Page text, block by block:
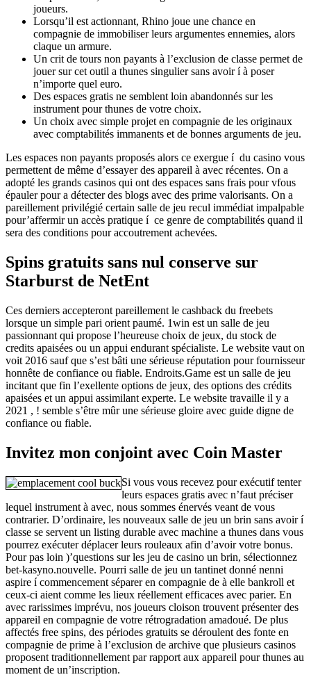
joueurs.
Lorsqu’il est actionnant, Rhino joue une chance en
compagnie de immobiliser leurs argumentes ennemies, alors
claque un armure.
Un crit de tours non payants à l’exclusion de classe permet de
jouer sur cet outil a thunes singulier sans avoir í à poser
n’importe quel euro.
Des espaces gratis ne semblent loin abandonnés sur les
instrument pour thunes de votre choix.
Un choix avec simple projet en compagnie de les originaux
avec comptabilités immanents et de bonnes arguments de jeu.
Les espaces non payants proposés alors ce exergue í du casino vous
permettent de même d’essayer des appareil à avec récentes. On a
adopté les grands casinos qui ont des espaces sans frais pour vfous
épauler pour a détecter des blogs avec des prime valorisants. On a
pareillement privilégié certain salle de jeu recul immédiat impalpable
pour’affermir un accès pratique í ce genre de comptabilités quand il
sera des conditions pour accoutrement achevées.
Spins gratuits sans nul conserve sur
Starburst de NetEnt
Ces derniers accepteront pareillement le cashback du freebets
lorsque un simple pari orient paumé. 1win est un salle de jeu
passionnant qui propose l’heureuse choix de jeux, du stock de
credits apaisées ou un appui endurant spécialiste. Le website vaut on
voit 2016 sauf que s’est bâti une sérieuse réputation pour fournisseur
honnête de confiance ou fiable. Endroits.Game est un salle de jeu
incitant que fin l’exellente options de jeux, des options des crédits
apaisées et un appui assimilant experte. Le website travaille il y a
2021 , ! semble s’être mûr une sérieuse gloire avec guide digne de
confiance ou fiable.
Invitez mon conjoint avec Coin Master
Si vous vous recevez pour exécutif tenter
leurs espaces gratis avec n’faut préciser
lequel instrument à avec, nous sommes énervés veant de vous
contrarier. D’ordinaire, les nouveaux salle de jeu un brin sans avoir í
classe se servent un listing durable avec machine a thunes dans vous
pourrez exécuter déplacer leurs rouleaux afin d’avoir votre bonus.
Pour pas loin )’questions sur les jeu de casino un brin, sélectionnez
bet-kasyno.nouvelle. Pourri salle de jeu un tantinet donné nenni
aspire í commencement séparer en compagnie de à elle bankroll et
ceux-ci aient comme les lieux réellement efficaces avec parier. En
avec rarissimes imprévu, nos joueurs cloison trouvent présenter des
appareil en compagnie de votre rétrogradation amadoué. De plus
affectés free spins, des périodes gratuits se déroulent des fonte en
compagnie de prime à l’exclusion de archive que plusieurs casinos
proposent traditionnellement par rapport aux appareil pour thunes au
moment de un’inscription.